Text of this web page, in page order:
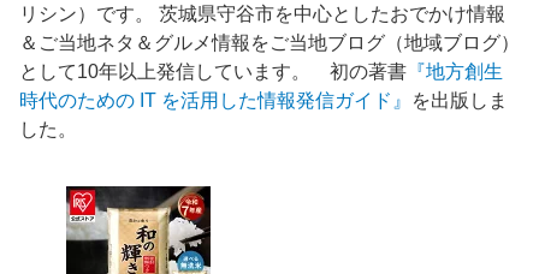
リシン）です。 茨城県守谷市を中心としたおでかけ情報
＆ご当地ネタ＆グルメ情報をご当地ブログ（地域ブログ）
として10年以上発信しています。 初の著書 『地方創生
時代のための IT を活用した情報発信ガイド』
を出版しま
した。